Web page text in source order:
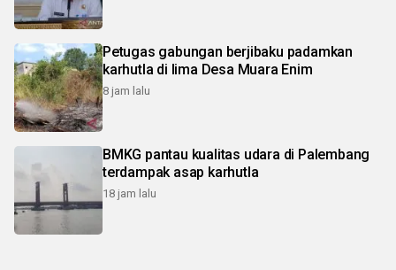
Petugas gabungan berjibaku padamkan
karhutla di lima Desa Muara Enim
8 jam lalu
BMKG pantau kualitas udara di Palembang
terdampak asap karhutla
18 jam lalu